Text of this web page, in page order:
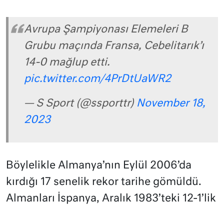
Avrupa Şampiyonası Elemeleri B
Grubu maçında Fransa, Cebelitarık’ı
14-0 mağlup etti.
pic.twitter.com/4PrDtUaWR2
— S Sport (@ssporttr) November 18,
2023
Böylelikle Almanya’nın Eylül 2006’da
kırdığı 17 senelik rekor tarihe gömüldü.
Almanları İspanya, Aralık 1983’teki 12-1’lik